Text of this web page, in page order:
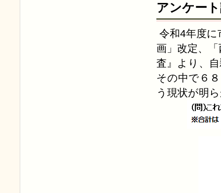
アンケー
令和4年度に
画」改定、
査』より、
その中で６
う現状が明